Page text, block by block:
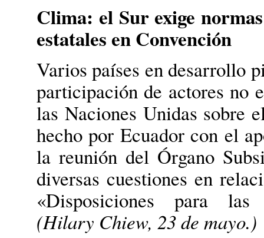
Clima: el Sur exige
estatales en Convención
Varios países en desarrollo
participación de actores no
las Naciones Unidas sobre
hecho por Ecuador con el
la reunión del Órgano
diversas cuestiones en
«Disposiciones para las
(Hilary Chiew, 23 de mayo.)